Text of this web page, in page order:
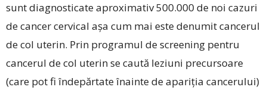
sunt diagnosticate aproximativ 500.000 de noi cazuri
de cancer cervical așa cum mai este denumit cancerul
de col uterin. Prin programul de screening pentru
cancerul de col uterin se caută leziuni precursoare
(care pot fi îndepărtate înainte de apariția cancerului)